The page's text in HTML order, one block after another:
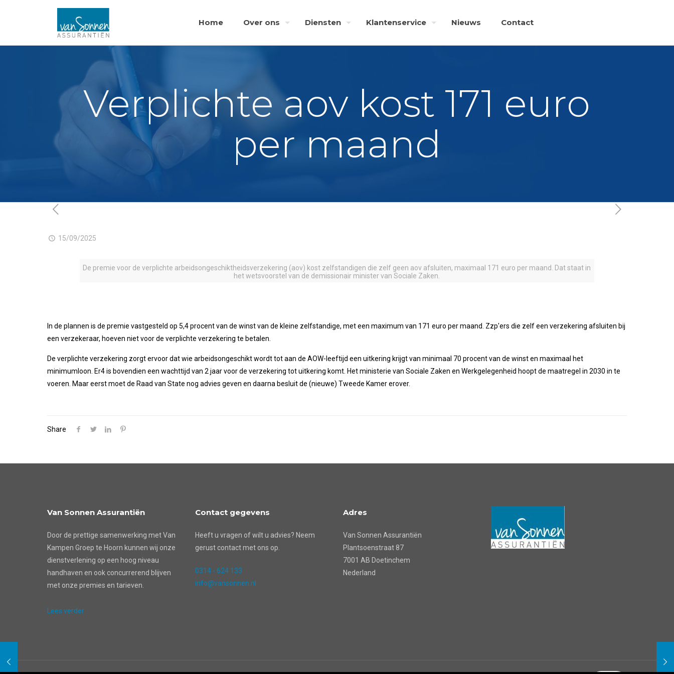
Home Over ons Diensten Klantenservice Nieuws Contact
Verplichte aov kost 171 euro
per maand
15/09/2025
De premie voor de verplichte arbeidsongeschiktheidsverzekering (aov) kost zelfstandigen die zelf geen aov afsluiten, maximaal 171 euro per maand. Dat staat in
het wetsvoorstel van de demissionair minister van Sociale Zaken.
In de plannen is de premie vastgesteld op 5,4 procent van de winst van de kleine zelfstandige, met een maximum van 171 euro per maand. Zzp'ers die zelf een verzekering afsluiten bij
een verzekeraar, hoeven niet voor de verplichte verzekering te betalen.
De verplichte verzekering zorgt ervoor dat wie arbeidsongeschikt wordt tot aan de AOW-leeftijd een uitkering krijgt van minimaal 70 procent van de winst en maximaal het
minimumloon. Er4 is bovendien een wachttijd van 2 jaar voor de verzekering tot uitkering komt. Het ministerie van Sociale Zaken en Werkgelegenheid hoopt de maatregel in 2030 in te
voeren. Maar eerst moet de Raad van State nog advies geven en daarna besluit de (nieuwe) Tweede Kamer erover.
Share
Van Sonnen Assurantiën
Door de prettige samenwerking met Van
Kampen Groep te Hoorn kunnen wij onze
dienstverlening op een hoog niveau
handhaven en ook concurrerend blijven
met onze premies en tarieven.
Lees verder
Contact gegevens
Heeft u vragen of wilt u advies? Neem
gerust contact met ons op.
0314 - 624 133
info@vansonnen.nl
Adres
Van Sonnen Assurantiën
Plantsoenstraat 87
7001 AB Doetinchem
Nederland